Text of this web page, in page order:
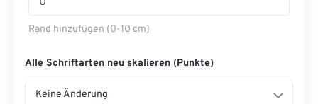
Rand hinzufügen (0-10 cm)
Alle Schriftarten neu skalieren (Punkte)
Keine Änderung